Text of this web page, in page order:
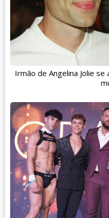
Irmão de Angelina Jolie